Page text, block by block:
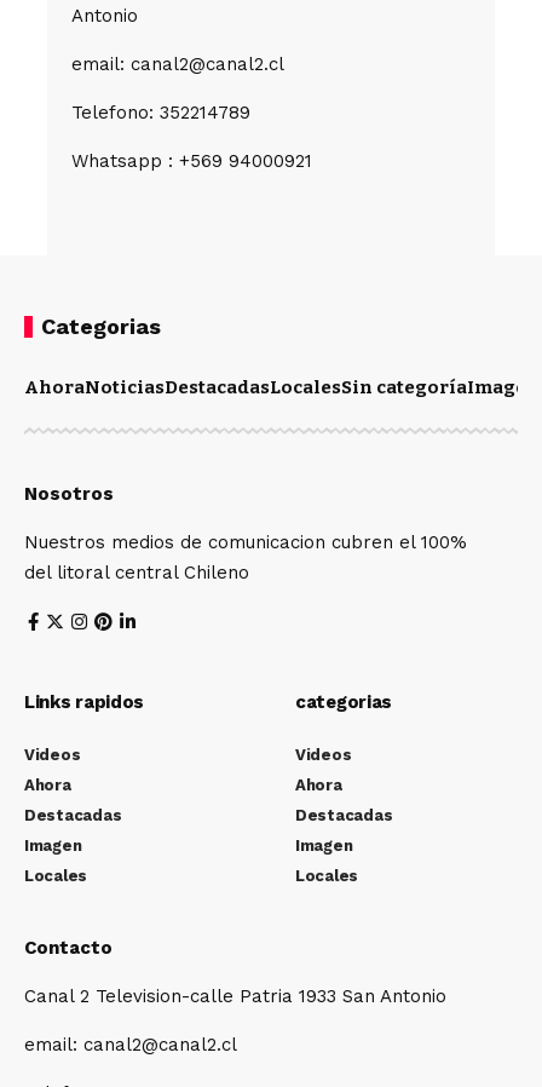
Antonio
email: canal2@canal2.cl
Telefono: 352214789
Whatsapp : +569 94000921
Categorias
AhoraNoticiasDestacadasLocalesSin categoríaImagen
Nosotros
Nuestros medios de comunicacion cubren el 100%
del litoral central Chileno
Links rapidos
Videos
Ahora
Destacadas
Imagen
Locales
categorias
Videos
Ahora
Destacadas
Imagen
Locales
Contacto
Canal 2 Television-calle Patria 1933 San Antonio
email: canal2@canal2.cl